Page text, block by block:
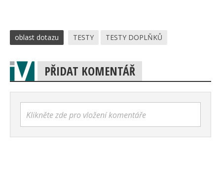
oblast dotazu TESTY TESTY DOPLŇKŮ
PŘIDAT KOMENTÁŘ
Klikněte zde pro vložení komentáře